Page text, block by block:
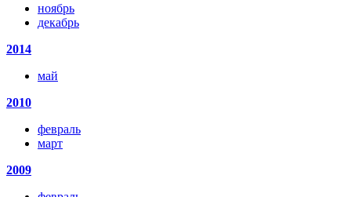
ноябрь
декабрь
2014
май
2010
февраль
март
2009